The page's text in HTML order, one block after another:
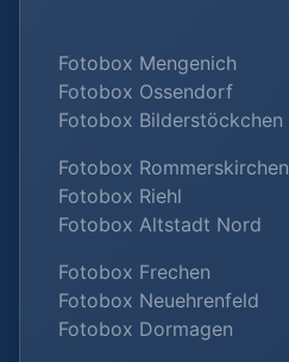
Fotobox Mengenich
Fotobox Ossendorf
Fotobox Bilderstöckchen
Fotobox Rommerskirchen
Fotobox Riehl
Fotobox Altstadt Nord
Fotobox Frechen
Fotobox Neuehrenfeld
Fotobox Dormagen